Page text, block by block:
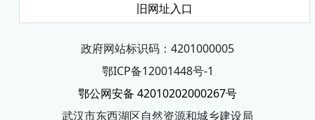
旧网址入口
政府网站标识码：4201000005
鄂ICP备12001448号-1
鄂公网安备 42010202000267号
武汉市东西湖区自然资源和城乡建设局